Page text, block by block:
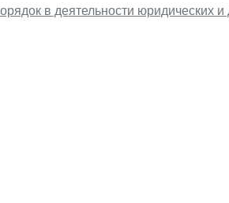
в деятельности юридических и